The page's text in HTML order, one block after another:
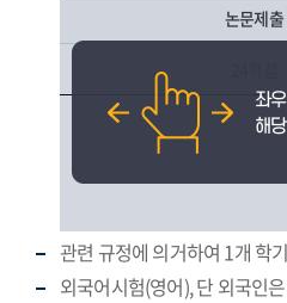
논문제출
관련 규정에 의거하여 1개 학
외국어시험(영어), 단 외국인